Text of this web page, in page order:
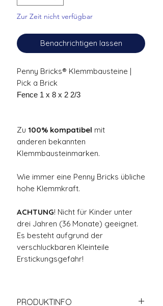
Zur Zeit nicht verfügbar
Benachrichtigen lassen
Penny Bricks® Klemmbausteine |
Pick a Brick
Fence 1 x 8 x 2 2/3
Zu 100% kompatibel mit
anderen bekannten
Klemmbausteinmarken.
Wie immer eine Penny Bricks übliche
hohe Klemmkraft.
ACHTUNG! Nicht für Kinder unter
drei Jahren (36 Monate) geeignet.
Es besteht aufgrund der
verschluckbaren Kleinteile
Erstickungsgefahr!
PRODUKTINFO